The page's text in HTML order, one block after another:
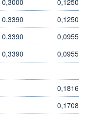
0,3390
0,1250
0,3390
0,0955
0,3390
0,0955
-
-
0,1816
0,1708